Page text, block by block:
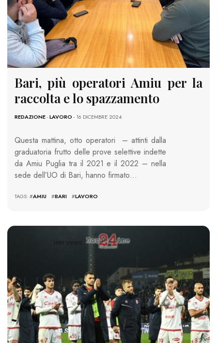
Bari, più operatori Amiu per la
raccolta e lo spazzamento
REDAZIONE-LAVORO - 16 DICEMBRE 2024
Questa mattina, otto operatori – attinti dalla
graduatoria frutto delle prove selettive indette
da Amiu Puglia tra il 2021 e il 2022 – nella
sede dell’UO di Bari, hanno firmato…
TAGS: #AMIU #BARI #LAVORO
1589 VIEWS